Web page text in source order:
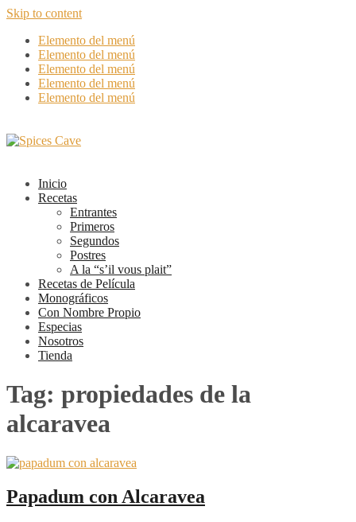
Skip to content
Elemento del menú
Elemento del menú
Elemento del menú
Elemento del menú
Elemento del menú
Inicio
Recetas
Entrantes
Primeros
Segundos
Postres
A la “s’il vous plait”
Recetas de Película
Monográficos
Con Nombre Propio
Especias
Nosotros
Tienda
Tag: propiedades de la
alcaravea
Papadum con Alcaravea